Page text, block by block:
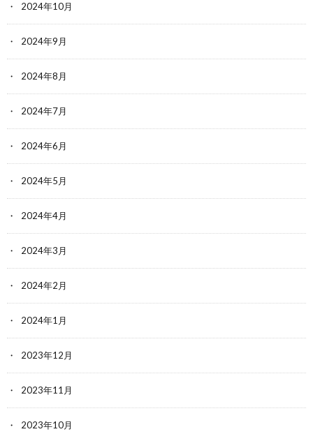
2024年10月
2024年9月
2024年8月
2024年7月
2024年6月
2024年5月
2024年4月
2024年3月
2024年2月
2024年1月
2023年12月
2023年11月
2023年10月